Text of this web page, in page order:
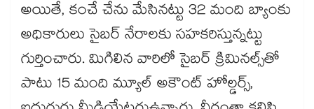
అయితే, కంచే చేను మేసినట్టు 32 మంది బ్యాంకు
అధికారులు సైబర్​ నేరాలకు సహకరిస్తున్నట్టు
గుర్తించారు. మిగిలిన వారిలో సైబర్​ క్రిమినల్స్​తో
పాటు 15 మంది మ్యూల్ అకౌంట్​ హోల్డర్స్,